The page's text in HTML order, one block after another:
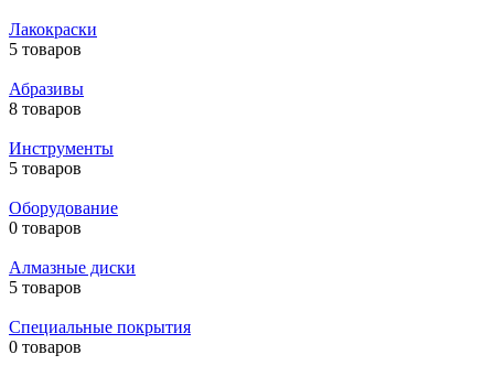
Лакокраски
5 товаров
Абразивы
8 товаров
Инструменты
5 товаров
Оборудование
0 товаров
Алмазные диски
5 товаров
Специальные покрытия
0 товаров